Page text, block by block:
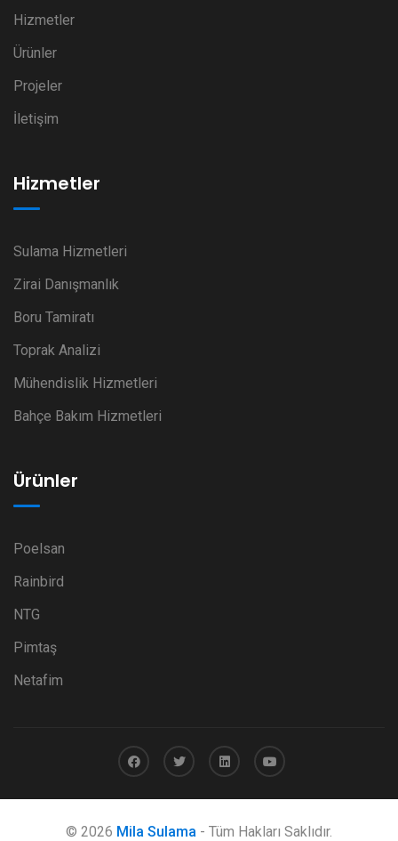
Hizmetler
Ürünler
Projeler
İletişim
Hizmetler
Sulama Hizmetleri
Zirai Danışmanlık
Boru Tamiratı
Toprak Analizi
Mühendislik Hizmetleri
Bahçe Bakım Hizmetleri
Ürünler
Poelsan
Rainbird
NTG
Pimtaş
Netafim
© 2026 Mila Sulama - Tüm Hakları Saklıdır.